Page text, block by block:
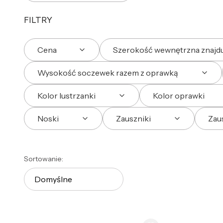
FILTRY
Cena Szerokość wewnętrzna
Wysokość soczewek razem z oprawką
Kolor lustrzanki Kolor oprawki
Noski Zauszniki
Lista produktów
Sortowanie:
Domyślne